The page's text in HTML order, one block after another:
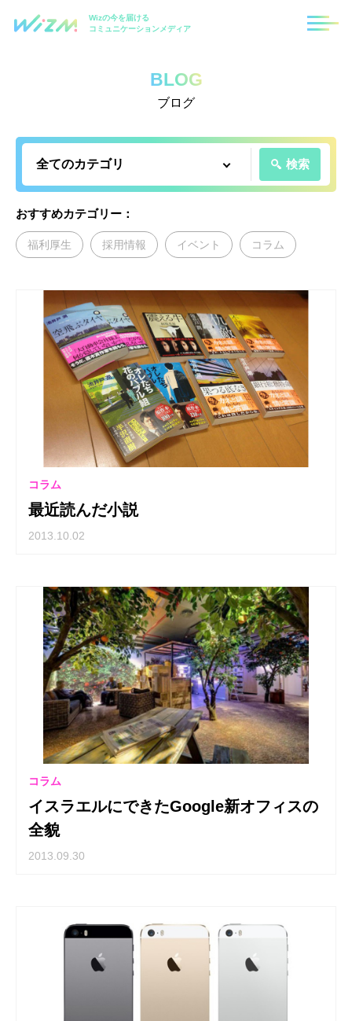
Wizの今を届ける
コミュニケーションメディア
BLOG
ブログ
検索
おすすめカテゴリー：
福利厚生 採用情報 イベント コラム
コラム
最近読んだ小説
2013.10.02
コラム
イスラエルにできたGoogle新オフィスの
全貌
2013.09.30